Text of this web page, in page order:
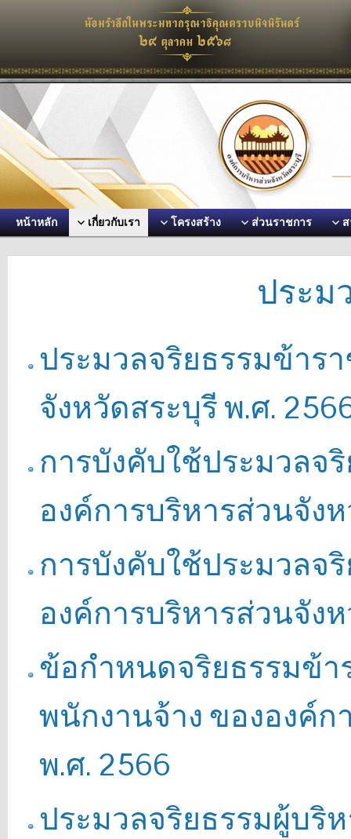
หน้าหลัก เกี่ยวกับเรา โครงสร้าง ส่วนราชการ ส
ประม
ประมวลจริยธรรมข้าร
จังหวัดสระบุรี พ.ศ.
การบังคับใช้ประมวลจ
องค์การบริหารส่วนจัง
การบังคับใช้ประมวลจ
องค์การบริหารส่วนจัง
ข้อกำหนดจริยธรรมข้า
พนักงานจ้าง ขององค์
พ.ศ. 2566
ประมวลจริยธรรมผู้บริ